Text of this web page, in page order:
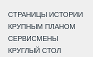
СТРАНИЦЫ ИСТОРИИ
КРУПНЫМ ПЛАНОМ
СЕРВИСМЕНЫ
КРУГЛЫЙ СТОЛ